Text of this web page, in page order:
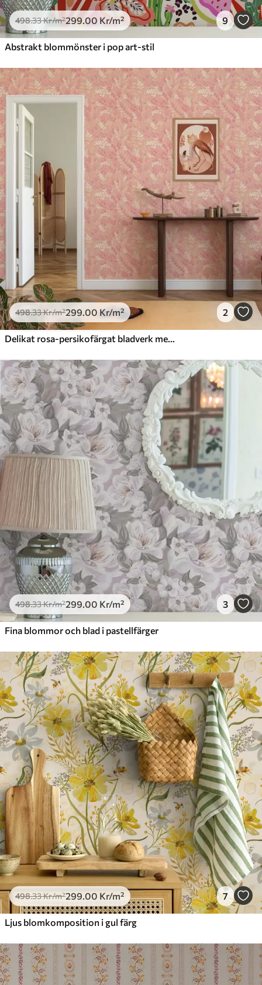
498.33Kr/m²299.00 Kr/m² 9
Abstrakt blommönster i pop art-stil
498.33Kr/m²299.00 Kr/m² 2
Delikat rosa-persikofärgat bladverk med en mjuk färgskimmer
498.33Kr/m²299.00 Kr/m² 3
Fina blommor och blad i pastellfärger
498.33Kr/m²299.00 Kr/m² 7
Ljus blomkomposition i gul färg